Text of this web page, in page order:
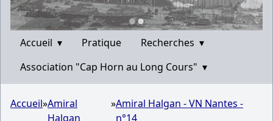
Accueil ▾ Pratique Recherches ▾
Association "Cap Horn au Long Cours" ▾
Accueil»Amiral
Halgan
»Amiral Halgan - VN Nantes -
n°14